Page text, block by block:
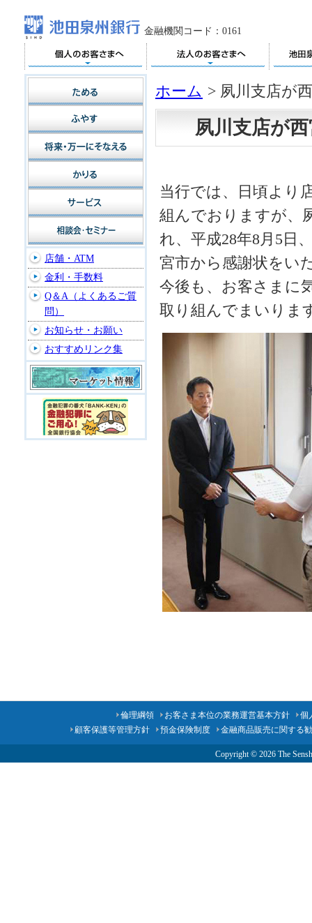
金融機関コード：0161
ホーム > 夙川支店が
夙川支店が
当行では、日頃より
組んでおりますが、
れ、平成28年8月5日
宮市から感謝状をい
今後も、お客さまに
取り組んでまいりま
店舗・ATM
金利・手数料
Q＆A（よくあるご質
問）
お知らせ・お願い
おすすめリンク集
倫理綱領 お客さま本位の業務運営基本方針
個
顧客保護等管理方針
預金保険制度 金融商品販売に関する
Copyright © 2026 The